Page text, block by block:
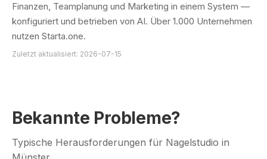
Finanzen, Teamplanung und Marketing in einem System —
konfiguriert und betrieben von AI. Über 1.000 Unternehmen
nutzen Starta.one.
Zuletzt aktualisiert: 2026-07-15
Bekannte Probleme?
Typische Herausforderungen für Nagelstudio in